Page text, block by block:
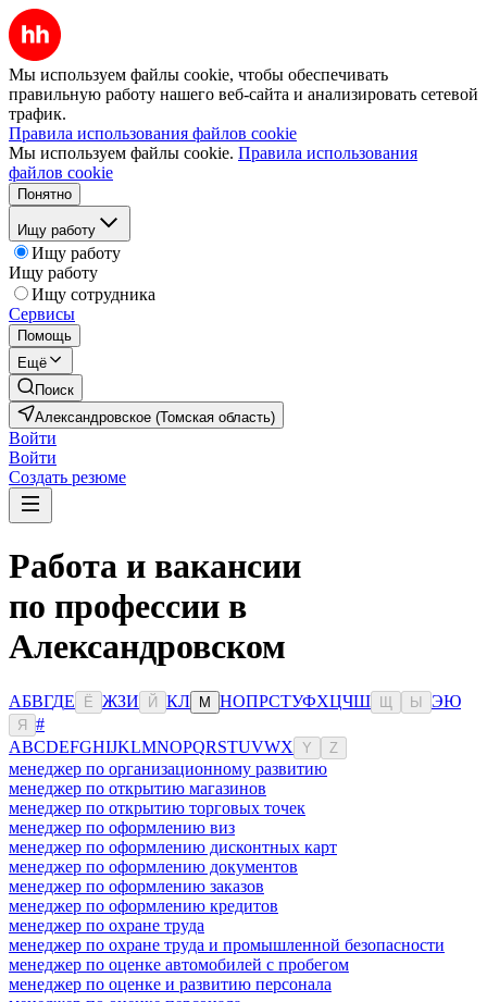
Мы используем файлы cookie, чтобы обеспечивать
правильную работу нашего веб-сайта и анализировать сетевой
трафик.
Правила использования файлов cookie
Мы используем файлы cookie. Правила использования
файлов cookie
Понятно
Ищу работу
Ищу работу
Ищу работу
Ищу сотрудника
Сервисы
Помощь
Ещё
Поиск
Александровское (Томская область)
Войти
Войти
Создать резюме
Работа и вакансии
по профессии в
Александровском
АБВГДЕ Ё ЖЗИ Й КЛ М НОПРСТУФХЦЧШ Ы ЭЮ
Я
#
ABCDEFGHIJKLMNOPQRSTUVWX Y Z
менеджер по организационному развитию
менеджер по открытию магазинов
менеджер по открытию торговых точек
менеджер по оформлению виз
менеджер по оформлению дисконтных карт
менеджер по оформлению документов
менеджер по оформлению заказов
менеджер по оформлению кредитов
менеджер по охране труда
менеджер по охране труда и промышленной безопасности
менеджер по оценке автомобилей с пробегом
менеджер по оценке и развитию персонала